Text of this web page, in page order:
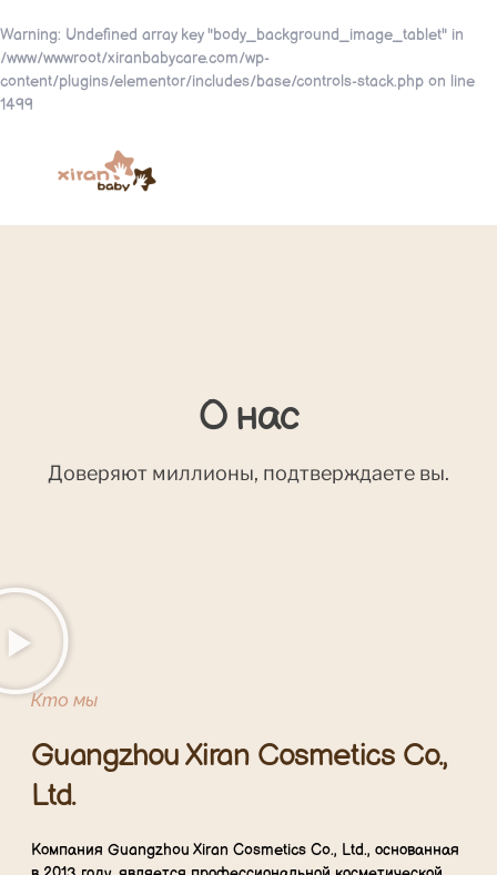
Warning: Undefined array key "body_background_image_tablet" in
/www/wwwroot/xiranbabycare.com/wp-
content/plugins/elementor/includes/base/controls-stack.php on line
1499
О нас
Доверяют миллионы, подтверждаете вы.
Кто мы
Guangzhou Xiran Cosmetics Co.,
Ltd.
Компания Guangzhou Xiran Cosmetics Co., Ltd., основанная